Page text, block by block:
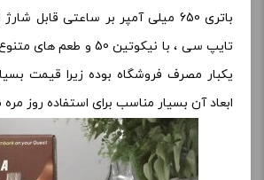
باتری 650 میلی آمپر بر ساعتی قابل
تایپ سی ، با نیکوتین 50 و
یکبار مصرف فروشگاه بوده زیرا قیمت
ابعاد آن بسیار مناسب برای استفاده روز